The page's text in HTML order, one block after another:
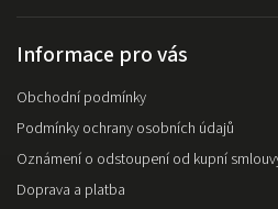
Informace pro vás
Obchodní podmínky
Podmínky ochrany osobních údajů
Oznámení o odstoupení od kupní
Doprava a platba